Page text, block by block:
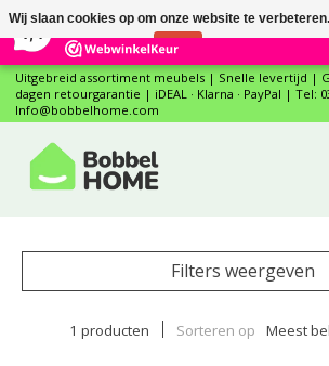
12 Reviews
Uitgebreid assortiment meubels | Snelle levertijd |
dagen retourgarantie | iDEAL · Klarna · PayPal | Tel:
Info@bobbelhome.com
Filters weergeven
1 producten Sorteren op Meest
Wij slaan cookies op om onze website te
Nee